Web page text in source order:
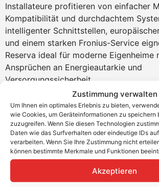
Zustimmung verwalten
Um Ihnen ein optimales Erlebnis zu bieten,
wie Cookies, um Geräteinformationen zu speichern
zuzugreifen. Wenn Sie diesen Technologien
Daten wie das Surfverhalten oder eindeutige IDs
verarbeiten. Wenn Sie Ihre Zustimmung nicht
können bestimmte Merkmale und Funktionen
Akzeptieren
Installateure profitieren von einfacher
Kompatibilität und durchdachtem
intelligenter Schnittstellen,
und einem starken Fronius-Service
Reserva ideal für moderne Eigenheime
Ansprüchen an Energieautarkie und
Versorgungssicherheit.
Produktvorteile Fronius
Optimale Integration mitFronius
Wechselrichtern
Parallelschaltung von bis zu 4
mehr Speicherkapazität
Platzsparende Bauweise
Erweiterbar auf bis zu 15,8 kWh